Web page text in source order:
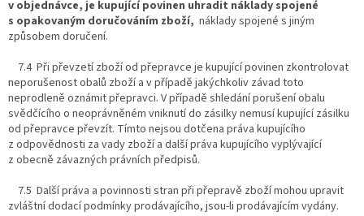
v objednávce, je kupující povinen uhradit náklady spojené
s opakovaným doručováním zboží, náklady spojené s jiným
způsobem doručení.
7.4 Při převzetí zboží od přepravce je kupující povinen zkontrolovat
neporušenost obalů zboží a v případě jakýchkoliv závad toto
neprodleně oznámit přepravci. V případě shledání porušení obalu
svědčícího o neoprávněném vniknutí do zásilky nemusí kupující zásilku
od přepravce převzít. Tímto nejsou dotčena práva kupujícího
z odpovědnosti za vady zboží a další práva kupujícího vyplývající
z obecně závazných právních předpisů.
7.5 Další práva a povinnosti stran při přepravě zboží mohou upravit
zvláštní dodací podmínky prodávajícího, jsou-li prodávajícím vydány.